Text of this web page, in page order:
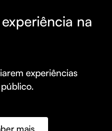
na
experiências
mais